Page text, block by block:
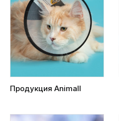
Продукция Animall